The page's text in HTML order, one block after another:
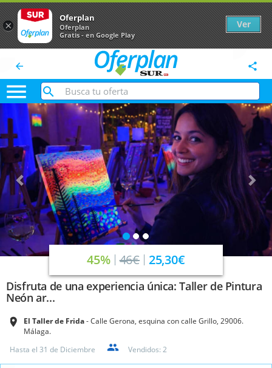
arrow_back share

Anterior
45% 46€ 25,30€
Disfruta de una experiencia única: Taller de Pintura
Neón ar...
El Taller de Frida Calle Gerona, esquina con calle Grillo, 29006.
Málaga.
Hasta el 31 de Diciembre Vendidos: 2
×
Oferplan
Oferplan
Gratis - en Google Play
Ver